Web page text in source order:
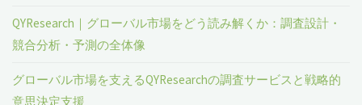
QYResearch｜グローバル市場をどう読み解くか：調査設計・
競合分析・予測の全体像
グローバル市場を支えるQYResearchの調査サービスと戦略的
意思決定支援